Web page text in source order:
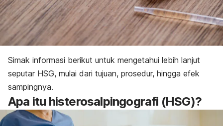
Simak informasi berikut untuk mengetahui lebih lanjut
seputar HSG, mulai dari tujuan, prosedur, hingga efek
sampingnya.
Apa itu histerosalpingografi (HSG)?